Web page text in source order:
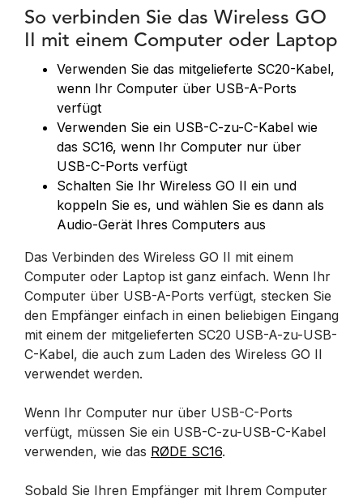
So verbinden Sie das Wireless GO
II mit einem Computer oder Laptop
Verwenden Sie das mitgelieferte SC20-Kabel,
wenn Ihr Computer über USB-A-Ports
verfügt
Verwenden Sie ein USB-C-zu-C-Kabel wie
das SC16, wenn Ihr Computer nur über
USB-C-Ports verfügt
Schalten Sie Ihr Wireless GO II ein und
koppeln Sie es, und wählen Sie es dann als
Audio-Gerät Ihres Computers aus
Das Verbinden des Wireless GO II mit einem
Computer oder Laptop ist ganz einfach. Wenn Ihr
Computer über USB-A-Ports verfügt, stecken Sie
den Empfänger einfach in einen beliebigen Eingang
mit einem der mitgelieferten SC20 USB-A-zu-USB-
C-Kabel, die auch zum Laden des Wireless GO II
verwendet werden.
Wenn Ihr Computer nur über USB-C-Ports
verfügt, müssen Sie ein USB-C-zu-USB-C-Kabel
verwenden, wie das RØDE SC16.
Sobald Sie Ihren Empfänger mit Ihrem Computer